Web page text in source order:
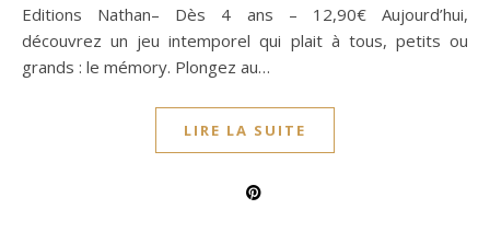
Editions Nathan– Dès 4 ans – 12,90€ Aujourd’hui,
découvrez un jeu intemporel qui plait à tous, petits ou
grands : le mémory. Plongez au…
LIRE LA SUITE